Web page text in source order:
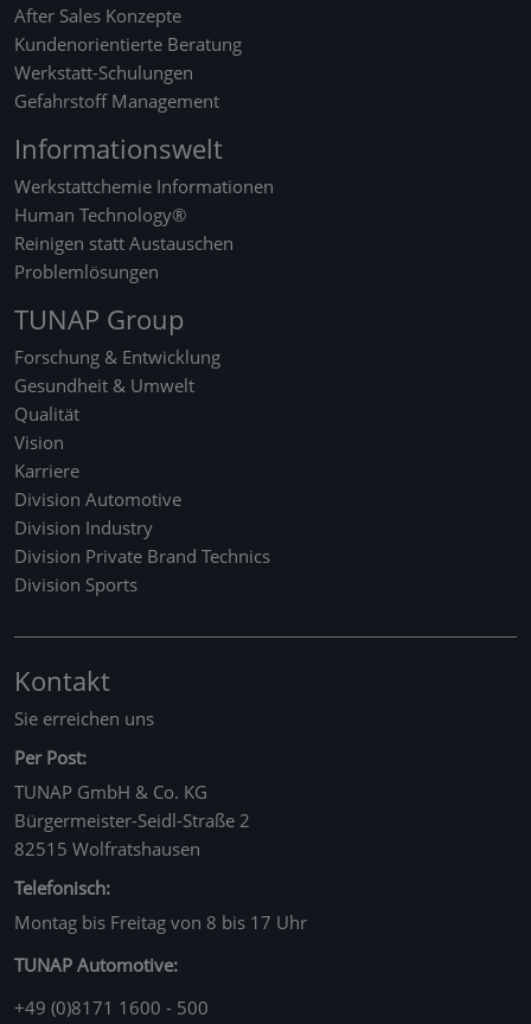
After Sales Konzepte
Kundenorientierte Beratung
Werkstatt-Schulungen
Gefahrstoff Management
Informationswelt
Werkstattchemie Informationen
Human Technology®
Reinigen statt Austauschen
Problemlösungen
TUNAP Group
Forschung & Entwicklung
Gesundheit & Umwelt
Qualität
Vision
Karriere
Division Automotive
Division Industry
Division Private Brand Technics
Division Sports
Kontakt
Sie erreichen uns
Per Post:
TUNAP GmbH & Co. KG
Bürgermeister-Seidl-Straße 2
82515 Wolfratshausen
Telefonisch:
Montag bis Freitag von 8 bis 17 Uhr
TUNAP Automotive:
+49 (0)8171 1600 - 500